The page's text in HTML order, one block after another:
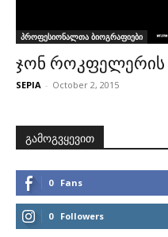
პროფესიონალთა ბიოგრაფიები
ჯონ როკფელერის
SEPIA - October 2, 2015
გამოგვყევით
0 Fans
0 Followers